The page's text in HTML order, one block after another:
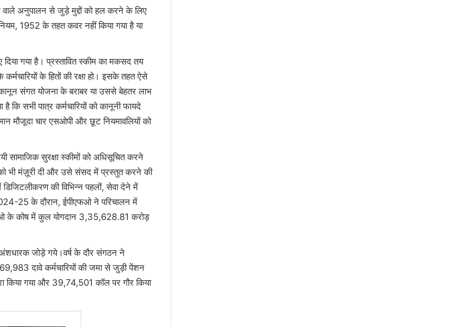
वाले अनुपालन से जुड़े मुद्दों को हल करने के लिए
1952 के तहत कवर नहीं किया गया है या
दिया गया है। प्रस्तावित स्कीम का मकसद तय
के हितों की रक्षा हो। इसके तहत ऐसे
कानून संगत योजना के बराबर या उससे बेहतर लाभ
कि सभी पात्र कर्मचारियों को कानूनी फायदे
मौजूदा चार एसओपी और छूट नियमावलियों को
सामाजिक सुरक्षा स्कीमों को अधिसूचित करने
को भी मंज़ूरी दी और उसे संसद में प्रस्तुत करने की
की विभिन्न पहलों, सेवा देने में
25 के दौरान, ईपीएफओ ने परिचालन में
के कोष में कुल योगदान 3,35,628.81 करोड़
जोड़े गये।वर्ष के दौर संगठन ने
दावे कर्मचारियों की जमा से जुड़ी पेंशन
किया गया और 39,74,501 कॉल पर गौर किया